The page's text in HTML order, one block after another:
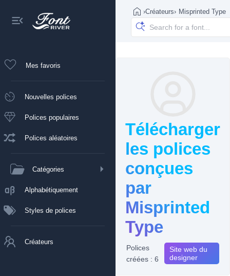
Mes favoris
Nouvelles polices
Polices populaires
Polices aléatoires
Catégories
Alphabétiquement
Styles de polices
Créateurs
›Créateurs› Misprinted Type
Télécharger
les polices
conçues
par
Misprinted
Type
Polices
créées : 6
Site web du
designer